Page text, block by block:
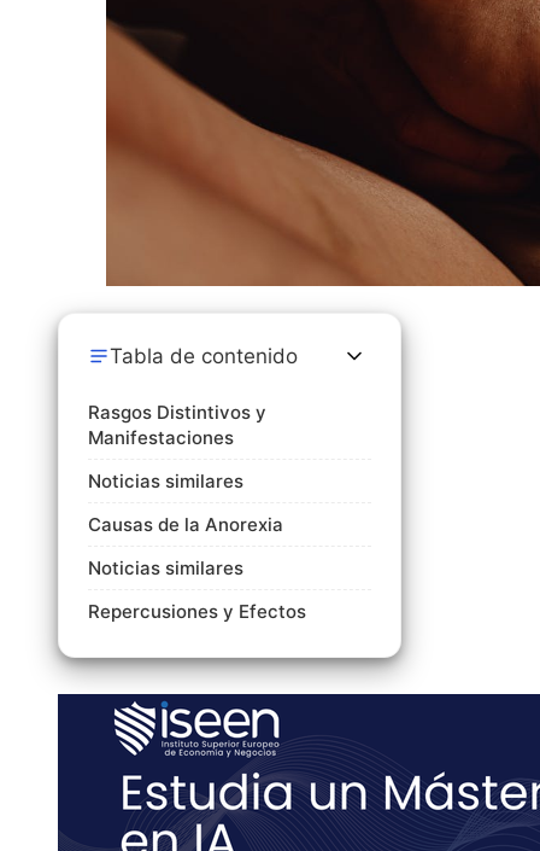
Tabla de contenido
Rasgos Distintivos y
Manifestaciones
Noticias similares
Causas de la Anorexia
Noticias similares
Repercusiones y Efectos